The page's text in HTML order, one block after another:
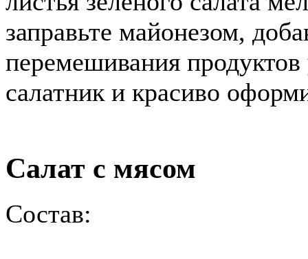
заправьте майонезом,
перемешивания продуктов
салатник и красиво
Салат с мясом
Состав: